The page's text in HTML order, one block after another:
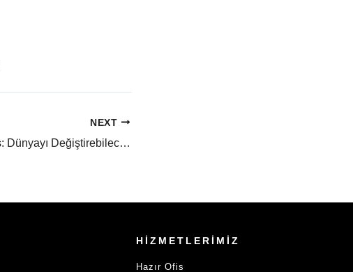
NEXT
Steve Jobs: Dünyayı Değiştirebileceğini Düşünen Bir Çılgın
HİZMETLERİMİZ
Hazır Ofis